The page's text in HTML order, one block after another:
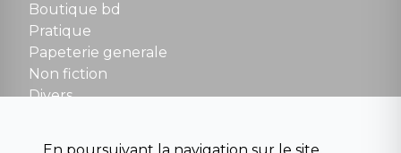
NOUS CONTACTER
contact@la-griffe-noire.com
Boutique bd
Pratique
Papeterie generale
Non fiction
Divers